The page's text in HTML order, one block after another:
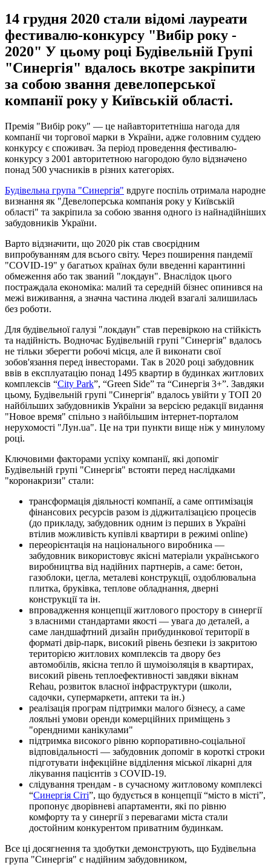
14 грудня 2020 стали відомі лауреати
фестивалю-конкурсу "Вибір року -
2020" У цьому році Будівельній Групі
"Синергія" вдалось вкотре закріпити
за собою звання девелоперської
компанії року у Київській області.
Премія "Вибір року" — це найавторитетніша нагода для
компанії чи торгової марки в України, адже головним суддею
конкурсу є споживач. За період проведення фестивалю-
конкурсу з 2001 авторитетною нагородою було відзначено
понад 500 учасників в різних категоріях.
Будівельна група "Синергія" вдруге поспіль отримала народне
визнання як "Девелоперська компанія року у Київській
області" та закріпила за собою звання одного із найнадійніших
забудовників України.
Варто відзначити, що 2020 рік став своєрідним
випробуванням для всього світу. Через поширення пандемії
"COVID-19" у багатьох країнах були введенні карантинні
обмеження або так званий "локдаун". Внаслідок цього
постраждала економіка: малий та середній бізнес опинився на
межі виживання, а значна частина людей взагалі залишилась
без роботи.
Для будівельної галузі "локдаун" став перевіркою на стійкість
та надійність. Водночас Будівельній групі "Синергія" вдалось
не тільки зберегти робочі місця, але й виконати свої
зобов'язання перед інвесторами. Так в 2020 році забудовник
ввів в експлуатацію понад 1495 квартир в будинках житлових
комплексів “City Park”, “Green Side” та “Синергія 3+”. Завдяки
цьому, Будівельній групі "Синергія" вдалось увійти у ТОП 20
найбільших забудовників України за версією редакції видання
"Новое время" спільно з найбільшим інтернет-порталом
нерухомості "Лун.ua". Це на три пункти вище ніж у минулому
році.
Ключовими факторами успіху компанії, які допоміг
Будівельній групі "Синергія" встояти перед наслідками
"коронакризи" стали:
трансформація діяльності компанії, а саме оптимізація
фінансових ресурсів разом із діджиталізацією процесів
(до прикладу, забудовник одним із перших в Україні
втілив можливість купівлі квартири в режимі online)
переорієнтація на національного виробника —
забудовник використовує якісні матеріали українського
виробництва від надійних партнерів, а саме: бетон,
газоблоки, цегла, металеві конструкції, оздоблювальна
плитка, бруківка, теплове обладнання, дверні
конструкції та ін.
впровадження концепції житлового простору в синергії
з власними стандартами якості — увага до деталей, а
саме ландшафтний дизайн прибудинкової території в
форматі двір-парк, високий рівень безпеки із закритою
територією житлових комплексів та двору без
автомобілів, якісна тепло й шумоізоляція в квартирах,
високий рівень теплоефективності завдяки вікнам
Rehau, розвиток власної інфраструктури (школи,
садочки, супермаркети, аптеки та ін.)
реалізація програм підтримки малого бізнесу, а саме
лояльні умови оренди комерційних приміщень з
"орендними канікулами"
підтримка високого рівню корпоративно-соціальної
відповідальності — забудовник допоміг в короткі строки
підготувати інфекційне відділення міської лікарні для
лікування пацієнтів з COVID-19.
слідування трендам - в сучасному житловому комплексі
“Синергія Сіті”, що будується в концепції “місто в місті”,
пропонує дворівневі апартаменти, які по рівню
комфорту та у синергії з перевагами міста стали
достойним конкурентом приватним будинкам.
Все ці досягнення та здобутки демонструють, що Будівельна
група "Синергія" є надійним забудовником,